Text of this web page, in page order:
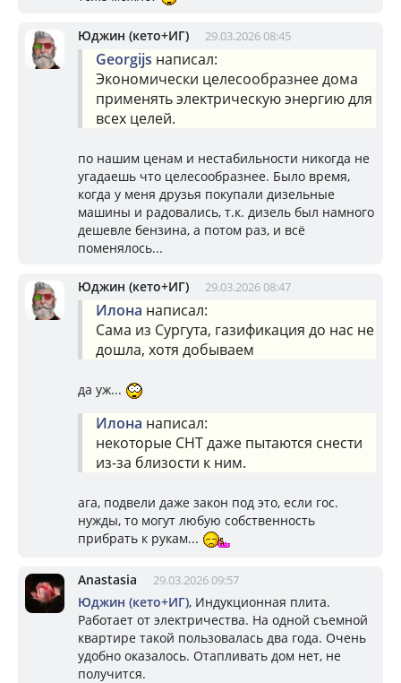
Юджин (кето+ИГ) 29.03.2026 08:45
Georgijs написал:
Экономически целесообразнее дома
применять электрическую энергию для
всех целей.
по нашим ценам и нестабильности никогда не
угадаешь что целесообразнее. Было время,
когда у меня друзья покупали дизельные
машины и радовались, т.к. дизель был намного
дешевле бензина, а потом раз, и всё
поменялось...
Юджин (кето+ИГ) 29.03.2026 08:47
Илона написал:
Сама из Сургута, газификация до нас не
дошла, хотя добываем
да уж...
Илона написал:
некоторые СНТ даже пытаются снести
из-за близости к ним.
ага, подвели даже закон под это, если гос.
нужды, то могут любую собственность
прибрать к рукам...
Anastasia 29.03.2026 09:57
Юджин (кето+ИГ), Индукционная плита.
Работает от электричества. На одной съемной
квартире такой пользовалась два года. Очень
удобно оказалось. Отапливать дом нет, не
получится.